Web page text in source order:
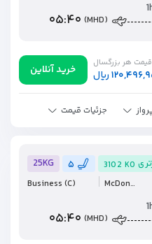
(MHD) ۰۵:۴۰
قیمت هر بزرگسال
ریال خرید آنلاین
جزئیات قیمت
3102 K0 ۵ 25KG
McDonnell Douglas MD-80 Series
Business (C)
(MHD) ۰۵:۴۰